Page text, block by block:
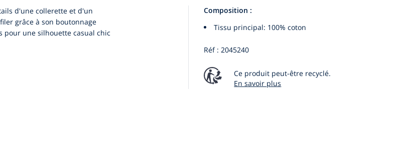
d'une collerette et d'un
grâce à son boutonnage
pour une silhouette casual chic
Composition :
Tissu principal: 100% coton
Réf : 2045240
Ce produit peut-être recyclé.
En savoir plus